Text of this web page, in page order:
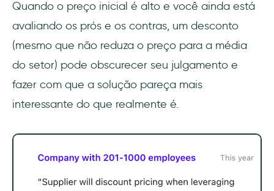
Quando o preço inicial é alto e você ainda está
avaliando os prós e os contras, um desconto
(mesmo que não reduza o preço para a média
do setor) pode obscurecer seu julgamento e
fazer com que a solução pareça mais
interessante do que realmente é.